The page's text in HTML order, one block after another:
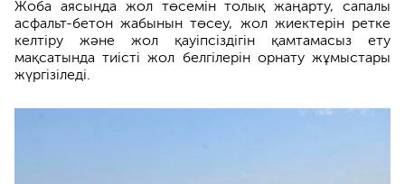
Жоба аясында жол төсемін толық жаңарту, сапалы
асфальт-бетон жабынын төсеу, жол жиектерін ретке
келтіру және жол қауіпсіздігін қамтамасыз ету
мақсатында тиісті жол белгілерін орнату жұмыстары
жүргізіледі.